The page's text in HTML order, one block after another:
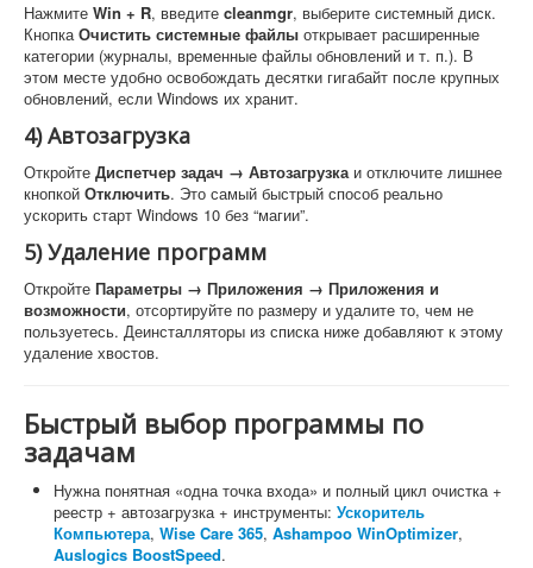
Нажмите Win + R, введите cleanmgr, выберите системный диск.
КнопкаОчистить системные файлы открывает расширенные
категории (журналы, временные файлы обновлений и т. п.). В
этом месте удобно освобождать десятки гигабайт после крупных
обновлений, если Windows их хранит.
4) Автозагрузка
Откройте Диспетчер задач → Автозагрузкаи отключите лишнее
кнопкой Отключить. Это самый быстрый способ реально
ускорить старт Windows 10 без “магии”.
5) Удаление программ
Откройте Параметры → Приложения → Приложения и
возможности, отсортируйте по размеру и удалите то, чем не
пользуетесь. Деинсталляторы из списка ниже добавляют к этому
удаление хвостов.
Быстрый выбор программы по
задачам
Нужна понятная «одна точка входа» и полный цикл очистка +
реестр + автозагрузка + инструменты: Ускоритель
Компьютера, Wise Care 365, Ashampoo WinOptimizer,
Auslogics BoostSpeed.